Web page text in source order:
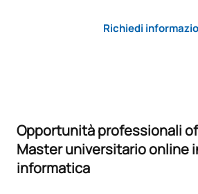
Richiedi
Opportunità professionali
Master universitario online
informatica